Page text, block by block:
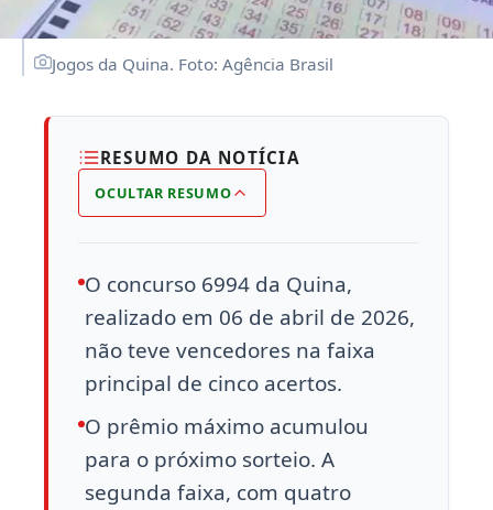
Jogos da Quina. Foto: Agência Brasil
RESUMO DA NOTÍCIA
OCULTAR RESUMO
O concurso 6994 da Quina,
realizado em 06 de abril de 2026,
não teve vencedores na faixa
principal de cinco acertos.
O prêmio máximo acumulou
para o próximo sorteio. A
segunda faixa, com quatro